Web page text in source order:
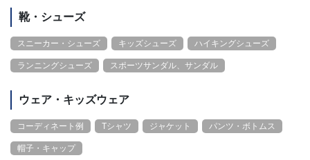
靴・シューズ
スニーカー・シューズ キッズシューズ ハイキングシューズ
ランニングシューズ スポーツサンダル、サンダル
ウェア・キッズウェア
コーディネート例 Tシャツ ジャケット パンツ・ボトムス
帽子・キャップ